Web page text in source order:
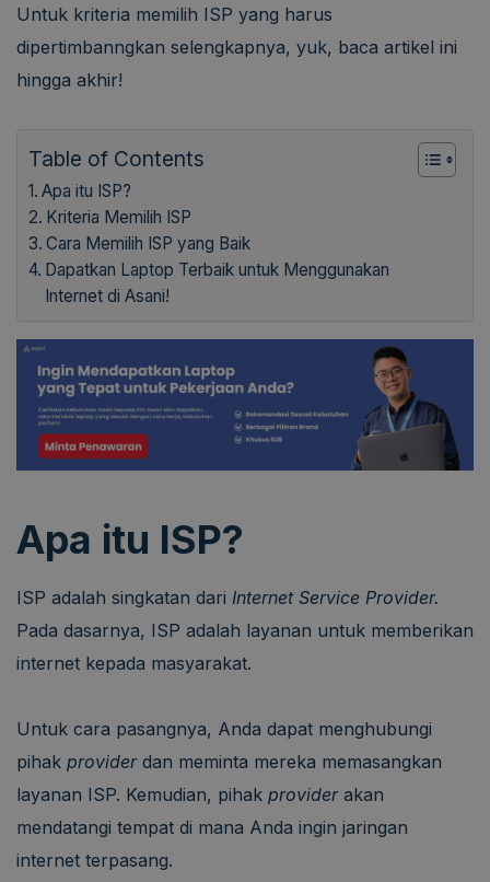
Untuk kriteria memilih ISP yang harus
dipertimbanngkan selengkapnya, yuk, baca artikel ini
hingga akhir!
Table of Contents
Apa itu ISP?
Kriteria Memilih ISP
Cara Memilih ISP yang Baik
Dapatkan Laptop Terbaik untuk Menggunakan
Internet di Asani!
Apa itu ISP?
ISP adalah singkatan dari Internet Service Provider.
Pada dasarnya, ISP adalah layanan untuk memberikan
internet kepada masyarakat.
Untuk cara pasangnya, Anda dapat menghubungi
pihak providerdan meminta mereka memasangkan
layanan ISP. Kemudian, pihak providerakan
mendatangi tempat di mana Anda ingin jaringan
internet terpasang.